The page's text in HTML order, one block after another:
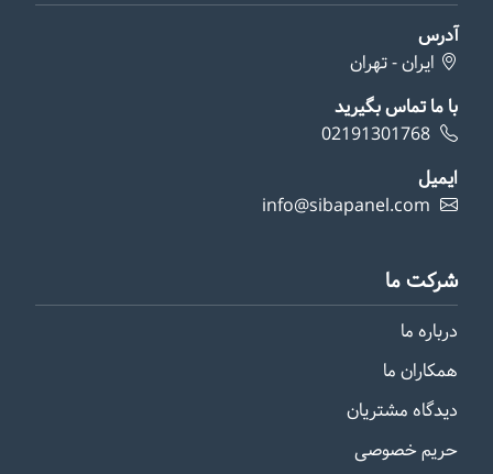
آدرس
ایران - تهران
با ما تماس بگیرید
02191301768
ایمیل
info@sibapanel.com
شرکت ما
درباره ما
همکاران ما
دیدگاه مشتریان
حریم خصوصی